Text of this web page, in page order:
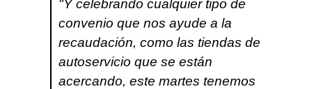
"Y celebrando cualquier tipo de
convenio que nos ayude a la
recaudación, como las tiendas de
autoservicio que se están
acercando, este martes tenemos